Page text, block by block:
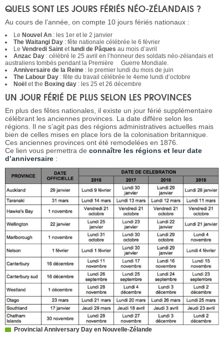
QUELS SONT LES JOURS FÉRIÉS NÉO-ZÉLANDAIS ?
Au cours de l’année, on compte 10 jours fériés nationaux :
Le Nouvel An : les 1er et le 2 janvier
The Waitangi Day : fête nationale célébrée le 6 février
LeVendredi Saint et lundi de Pâques au mois d’avril
Anzac Day : célébré le 25 avril en l’honneur des soldats néo-zélandais et
australiens tombés pendant la Première Guerre Mondiale.
Anniversaire de la Reine : le premier lundi du mois de juin
The Labour Day : fête du travail célébrée le 4eme lundi d’octobre
Noël et the Boxing day : les 25 et 26 décembre
UN JOUR FÉRIÉ DE PLUS SELON LES PROVINCES
En plus des fêtes nationales, il existe un jour férié supplémentaire
célébrant les anciennes provinces. La date diffère selon les
régions. Il ne s’agit pas des régions administratives actuelles mais
bien de celles mises en place lors de la colonisation britannique.
Ces anciennes provinces ont été remodelées en 1876.
Ce lien vous permettra de connaître les régions et leur date
d’anniversaire :
Provincial Anniversary Day en Nouvelle-Zélande